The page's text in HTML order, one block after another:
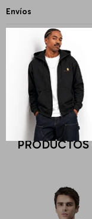
Envíos
Cambios y
Medios de pago